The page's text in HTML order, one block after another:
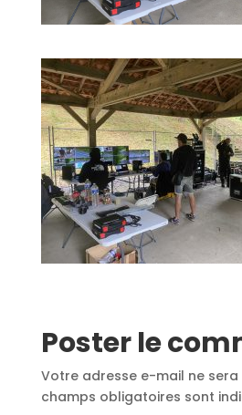
Poster le
Votre adresse e-mail ne sera
champs obligatoires sont